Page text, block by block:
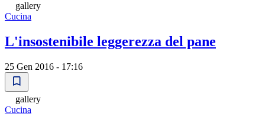
gallery
Cucina
L'insostenibile leggerezza del pane
25 Gen 2016 - 17:16
gallery
Cucina